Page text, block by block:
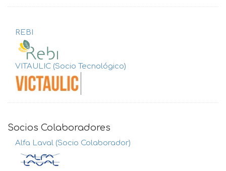
REBI
VITAULIC (Socio Tecnológico)
Socios Colaboradores
Alfa Laval (Socio Colaborador)